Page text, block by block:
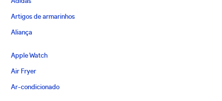
Artigos de armarinhos
Aliança
Apple Watch
Air Fryer
Ar-condicionado